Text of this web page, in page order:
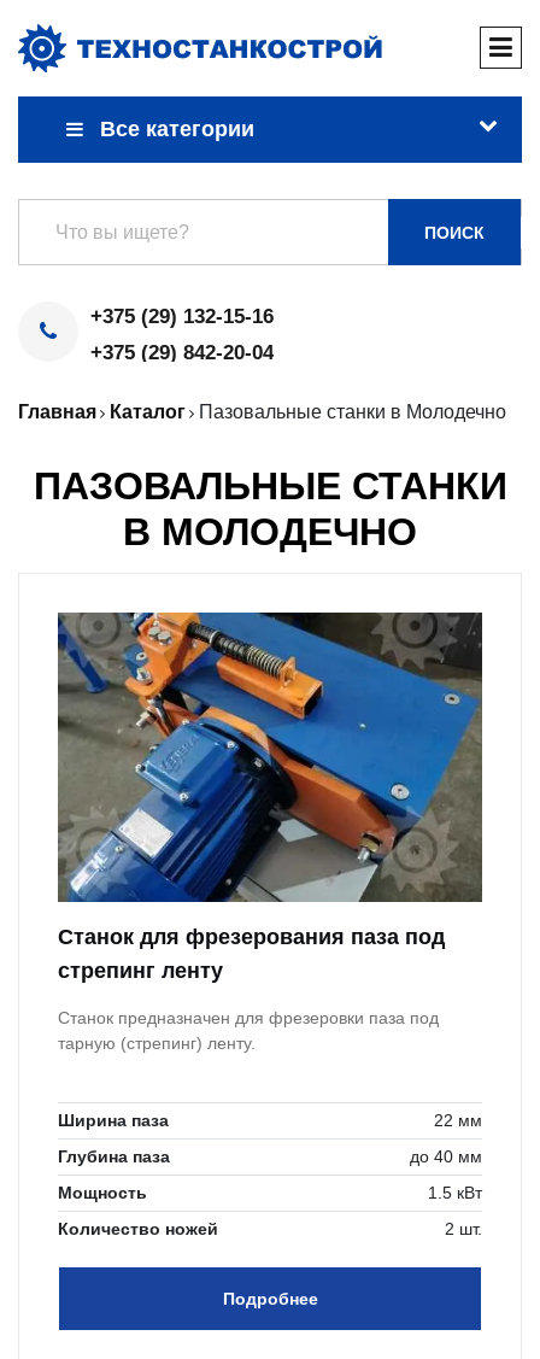
Все категории
ПОИСК
+375 (29) 132-15-16
+375 (29) 842-20-04
Главная Каталог Пазовальные станки в Молодечно
ПАЗОВАЛЬНЫЕ СТАНКИ
В МОЛОДЕЧНО
Станок для фрезерования паза под
стрепинг ленту
Станок предназначен для фрезеровки паза под
тарную (стрепинг) ленту.
Ширина паза
22 мм
Глубина паза
до 40 мм
Мощность
1.5 кВт
Количество ножей
2 шт.
Подробнее